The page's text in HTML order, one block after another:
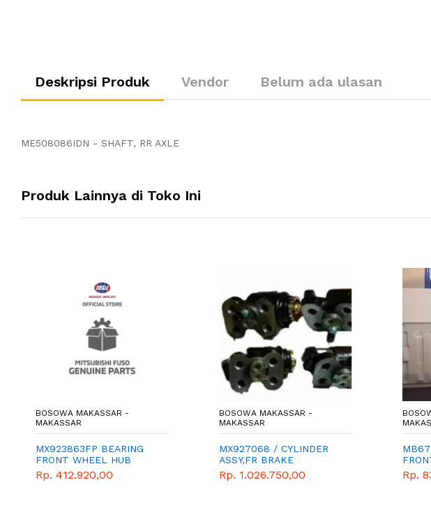
Deskripsi Produk Vendor Belum ada ulasan
ME508086IDN - SHAFT, RR AXLE
Produk Lainnya di Toko Ini
BOSOWA MAKASSAR -
MAKASSAR
MX923863FP BEARING
FRONT WHEEL HUB
Rp. 412.920,00
BOSOWA MAKASSAR -
MAKASSAR
MX927068 / CYLINDER
ASSY,FR BRAKE
Rp. 1.026.750,00 Rp.